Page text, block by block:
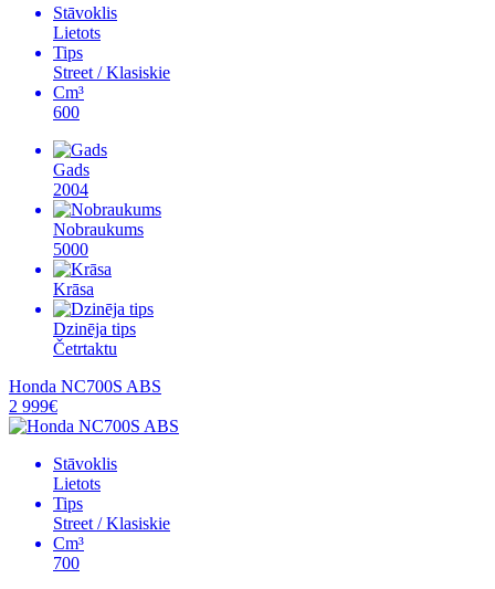
Stāvoklis
Lietots
Tips
Street / Klasiskie
Cm³
600
Gads
2004
Nobraukums
5000
Krāsa
Dzinēja tips
Četrtaktu
Honda NC700S ABS
2 999€
Stāvoklis
Lietots
Tips
Street / Klasiskie
Cm³
700